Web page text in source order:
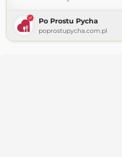
Po Prostu Pycha
poprostupycha.com.pl